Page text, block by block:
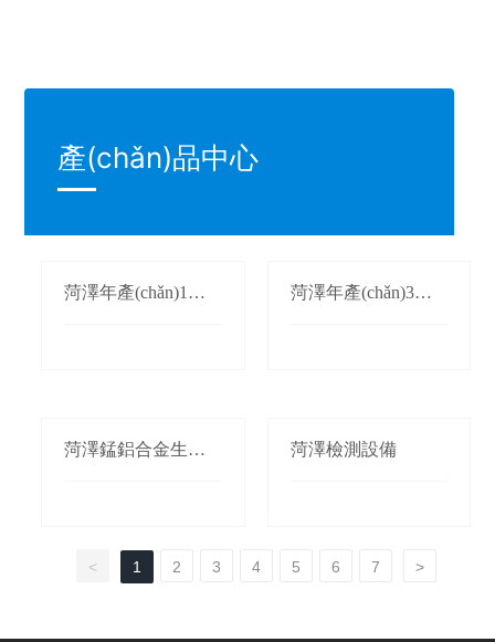
產(chǎn)品中心
菏澤年產(chǎn)1萬
菏澤年產(chǎn)3萬
菏澤錳鋁合金生產(c
菏澤檢測設備
< 1 2 3 4 5 6 7 >